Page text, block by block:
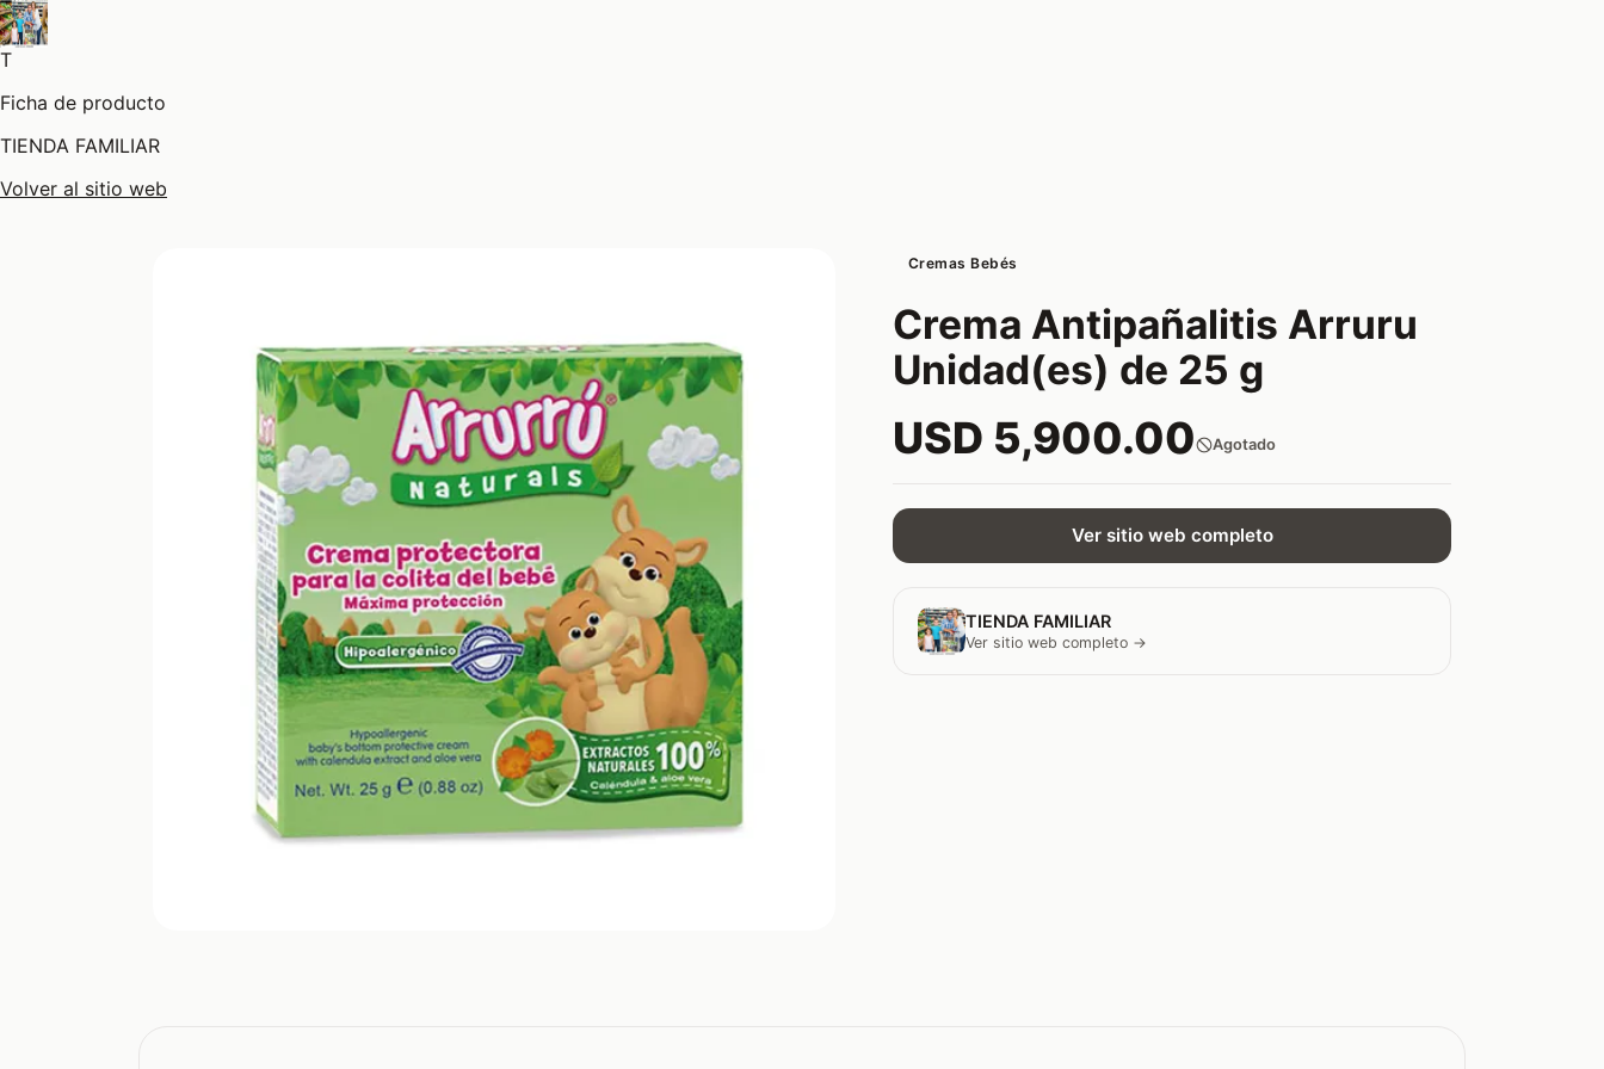
T
Ficha de producto
TIENDA FAMILIAR
Volver al sitio web
Cremas Bebés
Crema Antipañalitis Arruru
Unidad(es) de 25 g
USD 5,900.00 Agotado
Ver sitio web completo
TIENDA FAMILIAR
Ver sitio web completo →